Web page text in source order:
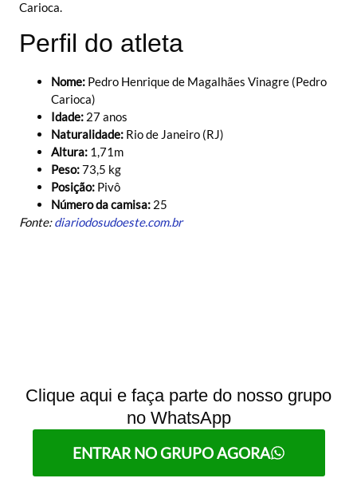
Carioca.
Perfil do atleta
Nome: Pedro Henrique de Magalhães Vinagre (Pedro
Carioca)
Idade: 27 anos
Naturalidade: Rio de Janeiro (RJ)
Altura: 1,71m
Peso:73,5 kg
Posição: Pivô
Número da camisa: 25
Fonte:diariodosudoeste.com.br
Clique aqui e faça parte do nosso grupo
no WhatsApp
ENTRAR NO GRUPO AGORA